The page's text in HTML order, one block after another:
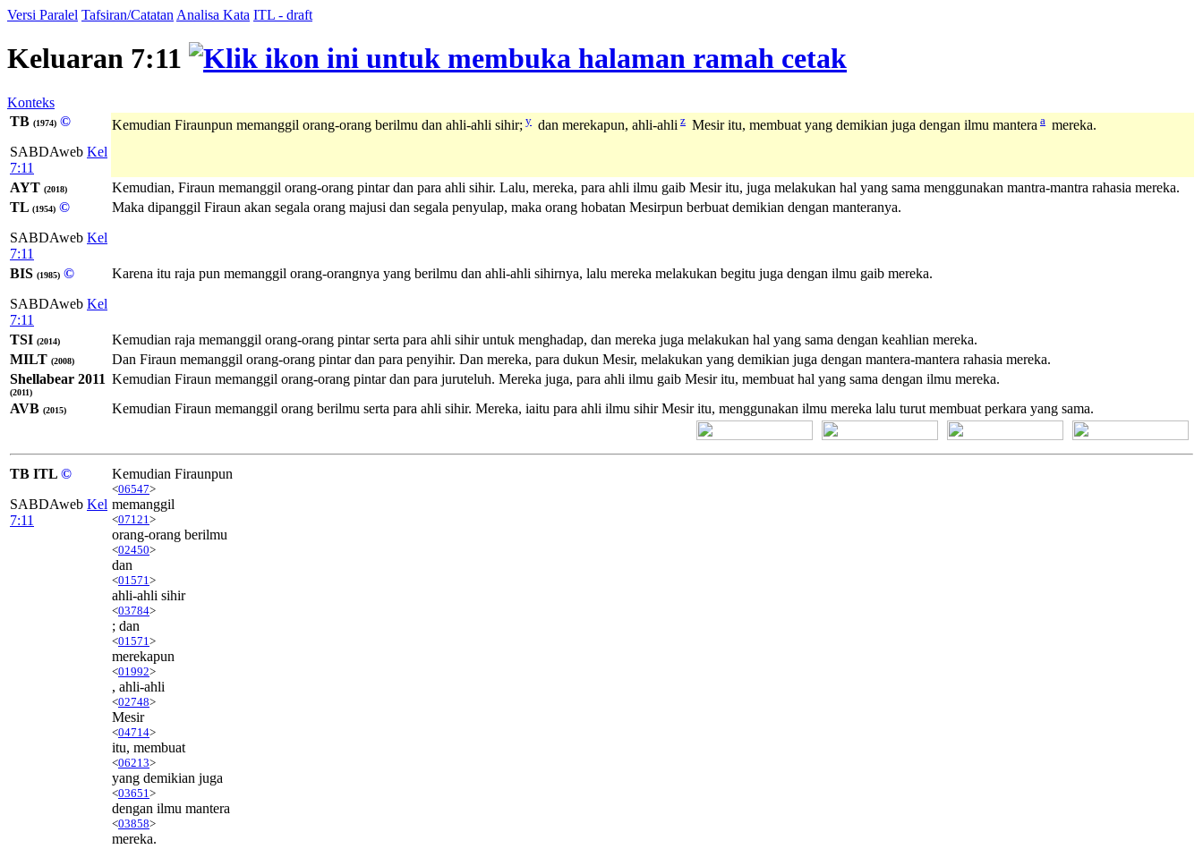
Versi Paralel Tafsiran/Catatan Analisa Kata ITL - draft
Keluaran 7:11
Konteks
TB (1974) ©
SABDAweb Kel
7:11
Kemudian Firaunpun memanggil orang-orang berilmu dan ahli-ahli sihir; y dan merekapun, ahli-ahli z Mesir itu, membuat yang demikian juga dengan ilmu mantera a mereka.
AYT (2018)
Kemudian, Firaun memanggil orang-orang pintar dan para ahli sihir. Lalu, mereka, para ahli ilmu gaib Mesir itu, juga melakukan hal yang sama menggunakan mantra-mantra rahasia mereka.
TL (1954) ©
SABDAweb Kel
7:11
Maka dipanggil Firaun akan segala orang majusi dan segala penyulap, maka orang hobatan Mesirpun berbuat demikian dengan manteranya.
BIS (1985) ©
SABDAweb Kel
7:11
Karena itu raja pun memanggil orang-orangnya yang berilmu dan ahli-ahli sihirnya, lalu mereka melakukan begitu juga dengan ilmu gaib mereka.
TSI (2014)
Kemudian raja memanggil orang-orang pintar serta para ahli sihir untuk menghadap, dan mereka juga melakukan hal yang sama dengan keahlian mereka.
MILT (2008)
Dan Firaun memanggil orang-orang pintar dan para penyihir. Dan mereka, para dukun Mesir, melakukan yang demikian juga dengan mantera-mantera rahasia mereka.
Shellabear 2011
(2011)
Kemudian Firaun memanggil orang-orang pintar dan para juruteluh. Mereka juga, para ahli ilmu gaib Mesir itu, membuat hal yang sama dengan ilmu mereka.
AVB (2015) Kemudian Firaun memanggil orang berilmu serta para ahli sihir. Mereka, iaitu para ahli ilmu sihir Mesir itu, menggunakan ilmu mereka lalu turut membuat perkara yang sama.
TB ITL ©
SABDAweb Kel
7:11
Kemudian Firaunpun
<06547>
memanggil
<07121 >
orang-orang berilmu
<02450>
dan
<01571 >
ahli-ahli sihir
<03784>
; dan
<01571 >
merekapun
<01992>
, ahli-ahli
<02748>
Mesir
<04714>
itu, membuat
<06213>
yang demikian juga
<03651 >
dengan ilmu mantera
<03858>
mereka.